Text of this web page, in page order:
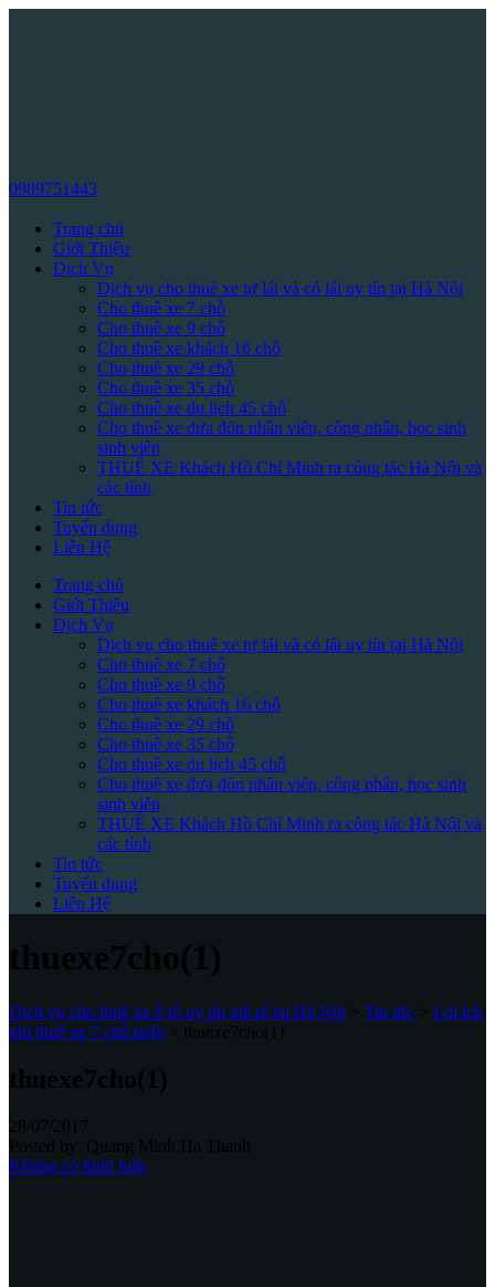
0989751443
Trang chủ
Giới Thiệu
Dịch Vụ
Dịch vụ cho thuê xe tự lái và có lái uy tín tại Hà Nội
Cho thuê xe 7 chỗ
Cho thuê xe 9 chỗ
Cho thuê xe khách 16 chỗ
Cho thuê xe 29 chỗ
Cho thuê xe 35 chỗ
Cho thuê xe du lịch 45 chỗ
Cho thuê xe đưa đón nhân viên, công nhân, học sinh
sinh viên
THUÊ XE Khách Hồ Chí Minh ra công tác Hà Nội và
các tỉnh
Tin tức
Tuyển dụng
Liên Hệ
Trang chủ
Giới Thiệu
Dịch Vụ
Dịch vụ cho thuê xe tự lái và có lái uy tín tại Hà Nội
Cho thuê xe 7 chỗ
Cho thuê xe 9 chỗ
Cho thuê xe khách 16 chỗ
Cho thuê xe 29 chỗ
Cho thuê xe 35 chỗ
Cho thuê xe du lịch 45 chỗ
Cho thuê xe đưa đón nhân viên, công nhân, học sinh
sinh viên
THUÊ XE Khách Hồ Chí Minh ra công tác Hà Nội và
các tỉnh
Tin tức
Tuyển dụng
Liên Hệ
Dịch vụ cho thuê xe ô tô uy tín giá rẻ tại Hà Nội Tin tức
Lợi ích
khi thuê xe 7 chỗ ngồi
Không có bình luận